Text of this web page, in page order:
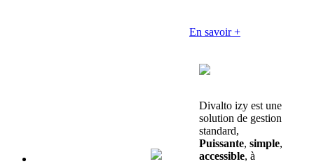
En savoir +
Divalto izy est une
solution de gestion
standard,
Puissante, simple,
accessible, à